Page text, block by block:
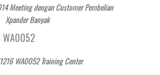
Meeting dengan Customer Pembelian
Xpander Banyak
WA0052 Training Center